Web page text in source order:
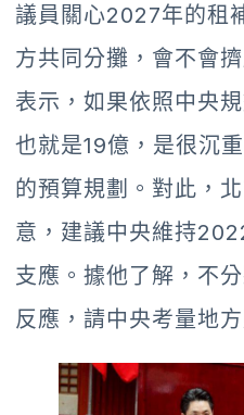
議員關心2027年的租
方共同分攤，會不會
表示，如果依照中央
也就是19億，是很沉
的預算規劃。對此，
意，建議中央維持
支應。據他了解，不
反應，請中央考量地